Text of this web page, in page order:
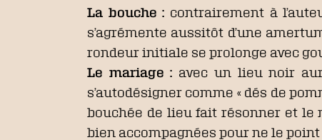
La bouche : contrairement à
s’agrémente aussitôt d’une
rondeur initiale se prolonge avec
Le mariage : avec un lieu noir
s’autodésigner comme « dés de
bouchée de lieu fait résonner et le
bien accompagnées pour ne le point